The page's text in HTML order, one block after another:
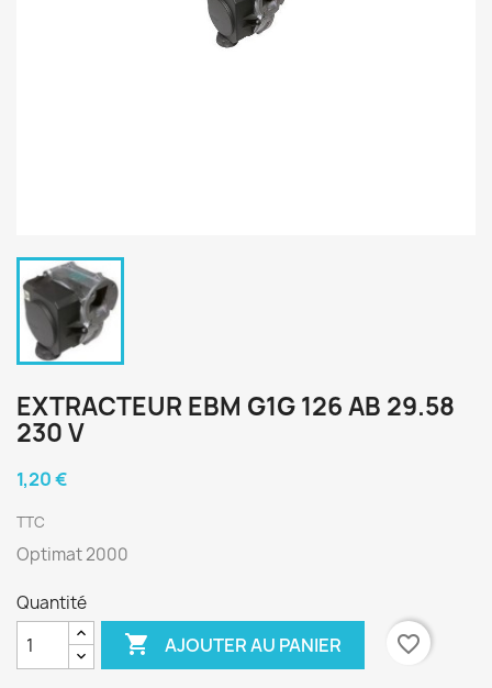
EXTRACTEUR EBM G1G 126 AB 29.58
230 V
1,20 €
TTC
Optimat 2000
Quantité
 AJOUTER AU PANIER favorite_border